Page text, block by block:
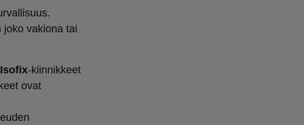
joko vakiona tai
Isofix-kiinnikkeet
ovat